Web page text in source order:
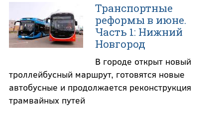
Транспортные
реформы в июне.
Часть 1: Нижний
Новгород
В городе открыт новый
троллейбусный маршрут, готовятся новые
автобусные и продолжается реконструкция
трамвайных путей